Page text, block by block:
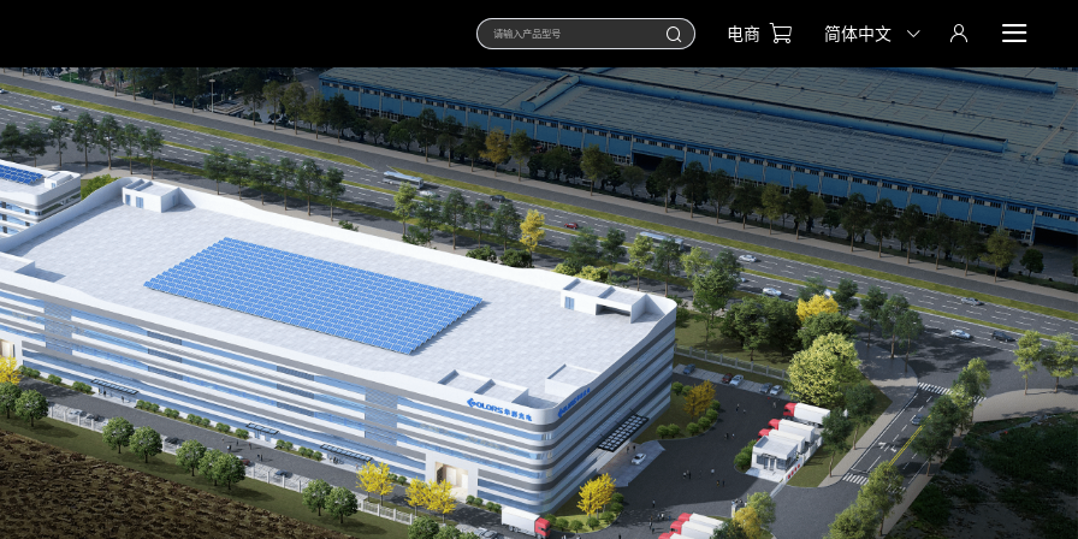
电商 简体中文
发现产品
产品家族
新产品
项目案例
案例库
解决方案
资源下载
产品画册
宣介手册
视频
插件
关于我们
概况
制造力
产品力
服务力
品牌力
新闻
联系我们
线上商城